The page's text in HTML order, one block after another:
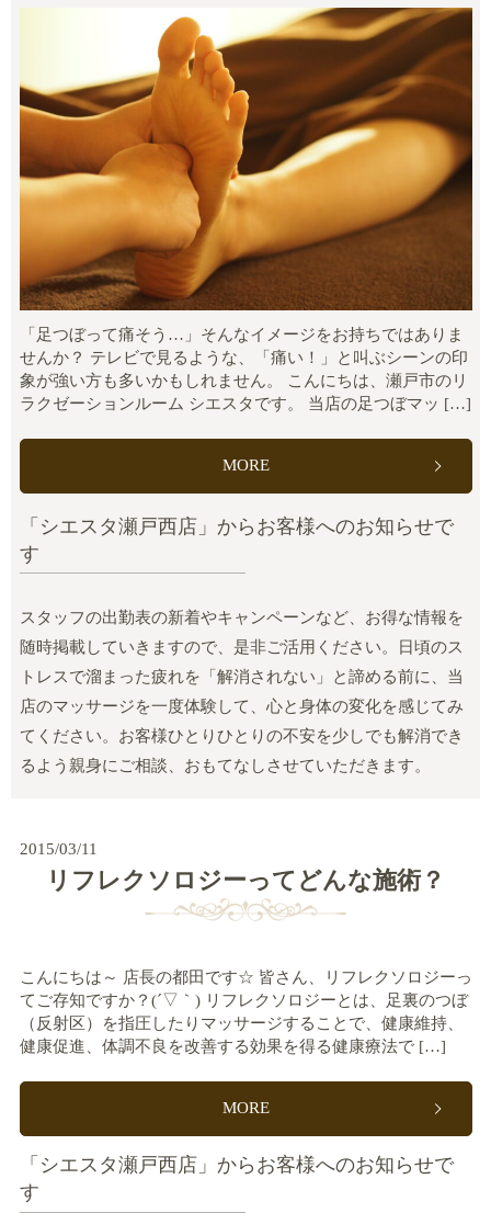
「足つぼって痛そう…」そんなイメージをお持ちではありま
せんか？ テレビで見るような、「痛い！」と叫ぶシーンの印
象が強い方も多いかもしれません。 こんにちは、瀬戸市のリ
ラクゼーションルーム シエスタです。 当店の足つぼマッ […]
MORE
「シエスタ瀬戸西店」からお客様へのお知らせで
す
スタッフの出勤表の新着やキャンペーンなど、お得な情報を
随時掲載していきますので、是非ご活用ください。日頃のス
トレスで溜まった疲れを「解消されない」と諦める前に、当
店のマッサージを一度体験して、心と身体の変化を感じてみ
てください。お客様ひとりひとりの不安を少しでも解消でき
るよう親身にご相談、おもてなしさせていただきます。
2015/03/11
リフレクソロジーってどんな施術？
こんにちは～ 店長の都田です☆ 皆さん、リフレクソロジーっ
てご存知ですか？(´▽｀) リフレクソロジーとは、足裏のつぼ
（反射区）を指圧したりマッサージすることで、健康維持、
健康促進、体調不良を改善する効果を得る健康療法で […]
MORE
「シエスタ瀬戸西店」からお客様へのお知らせで
す